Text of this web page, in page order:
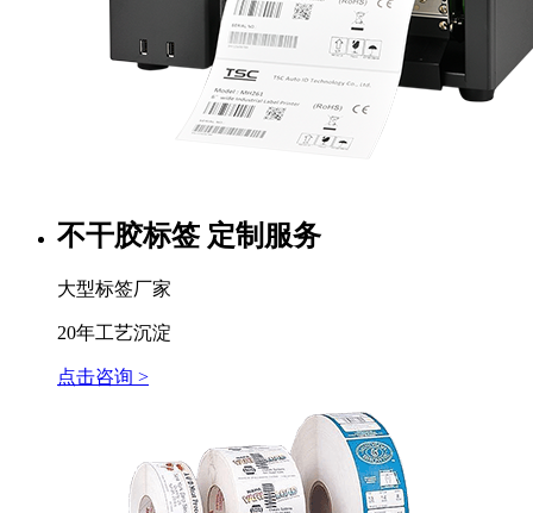
不干胶标签 定制服务
大型标签厂家
20年工艺沉淀
点击咨询 >